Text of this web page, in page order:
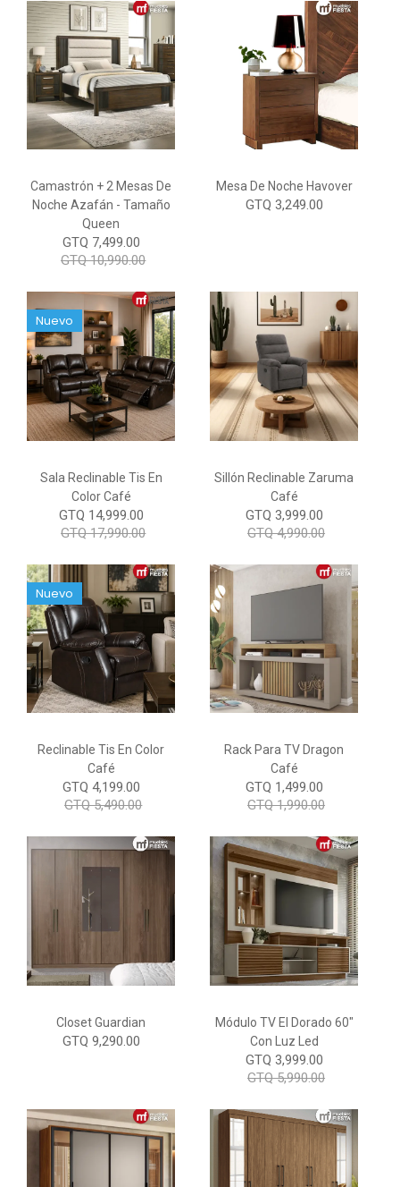
Camastrón + 2 Mesas De
Noche Azafán - Tamaño
Queen
GTQ 7,499.00
GTQ 10,990.00
Mesa De Noche Havover
GTQ 3,249.00
Sala Reclinable Tis En
Color Café
Nuevo
GTQ 14,999.00
GTQ 17,990.00
Sillón Reclinable Zaruma
Café
GTQ 3,999.00
GTQ 4,990.00
Reclinable Tis En Color
Café
Nuevo
GTQ 4,199.00
GTQ 5,490.00
Rack Para TV Dragon
Café
GTQ 1,499.00
GTQ 1,990.00
Closet Guardian
GTQ 9,290.00
Módulo TV El Dorado 60"
Con Luz Led
GTQ 3,999.00
GTQ 5,990.00